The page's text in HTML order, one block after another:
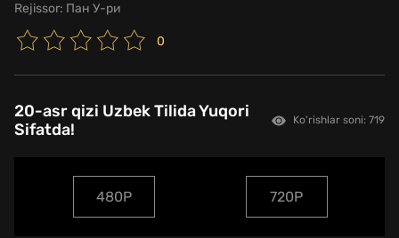
Rejissor: Пан У-ри
0
20-asr qizi Uzbek Tilida Yuqori
Sifatda!
Ko'rishlar soni: 719
480P 720P